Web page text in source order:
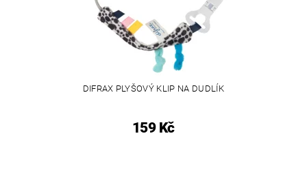
DIFRAX PLYŠOVÝ KLIP NA DUDLÍK
159 Kč